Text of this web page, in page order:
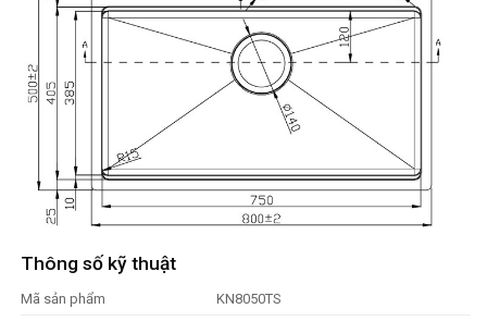
Thông số kỹ thuật
Mã sản phẩm
KN8050TS